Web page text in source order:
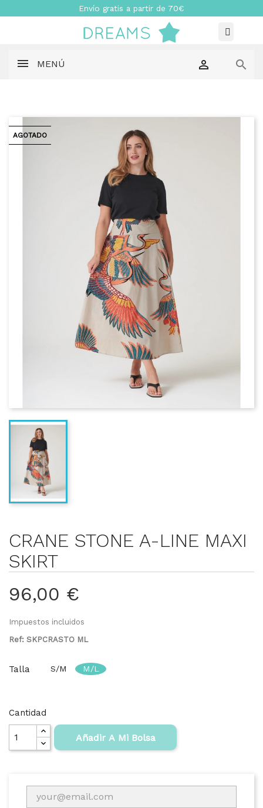
Envío gratis a partir de 70€
MENÚ  
AGOTADO
CRANE STONE A-LINE MAXI
SKIRT
96,00 €
Impuestos incluidos
Ref: SKPCRASTO ML
Talla S/M M/L
Cantidad
Añadir A Mi Bolsa